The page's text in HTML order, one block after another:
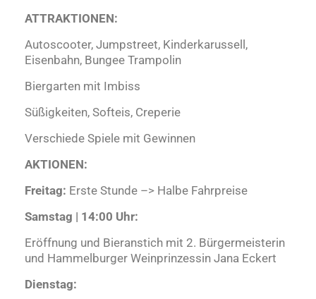
ATTRAKTIONEN:
Autoscooter, Jumpstreet, Kinderkarussell,
Eisenbahn, Bungee Trampolin
Biergarten mit Imbiss
Süßigkeiten, Softeis, Creperie
Verschiede Spiele mit Gewinnen
AKTIONEN:
Freitag: Erste Stunde –> Halbe Fahrpreise
Samstag | 14:00 Uhr:
Eröffnung und Bieranstich mit 2. Bürgermeisterin
und Hammelburger Weinprinzessin Jana Eckert
Dienstag: